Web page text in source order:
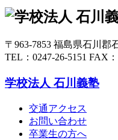
〒963-7853 福島県石川郡
TEL：0247-26-5151 FAX
学校法人 石川義塾
交通アクセス
お問い合わせ
卒業生の方へ